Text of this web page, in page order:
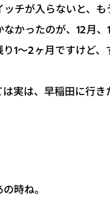
チが入らないと、も
かったのが、12月、
1～2ヶ月ですけど
実は、早稲田に行き
時ね。